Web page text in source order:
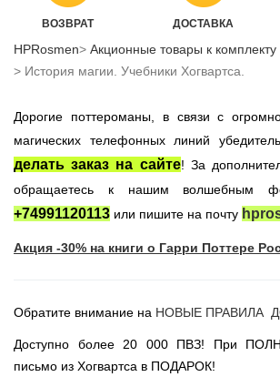
Акционные товары к комплекту 7
Гарри Поттер на английском
Настольные игры
Атрибутика Гарри Поттер
Одежда Гарри Поттер
Сладости Jelly Belly
НОВИНКИ САЙТА
Вселенная DC
ВОЗВРАТ ДОСТАВКА
HPRosmen
Акционные товары к комплекту
История магии. Учебники Хогвартса.
Дорогие поттероманы, в связи с
магических телефонных линий
делать заказ на сайте! За
обращаетесь к нашим волшебным
+74991120113 или пишите на почту
Акция -30% на книги о Гарри Поттере
Обратите внимание на НОВЫЕ ПРАВИЛА
Доступно более 20 000 ПВЗ! При
письмо из Хогвартса в ПОДАРОК!